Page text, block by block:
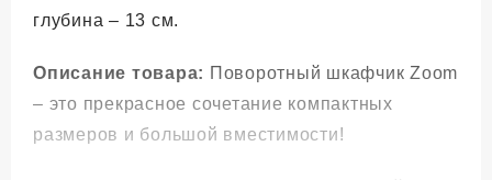
глубина – 13 см.
Описание товара: Поворотный шкафчик Zoom
– это прекрасное сочетание компактных
размеров и большой вместимости!